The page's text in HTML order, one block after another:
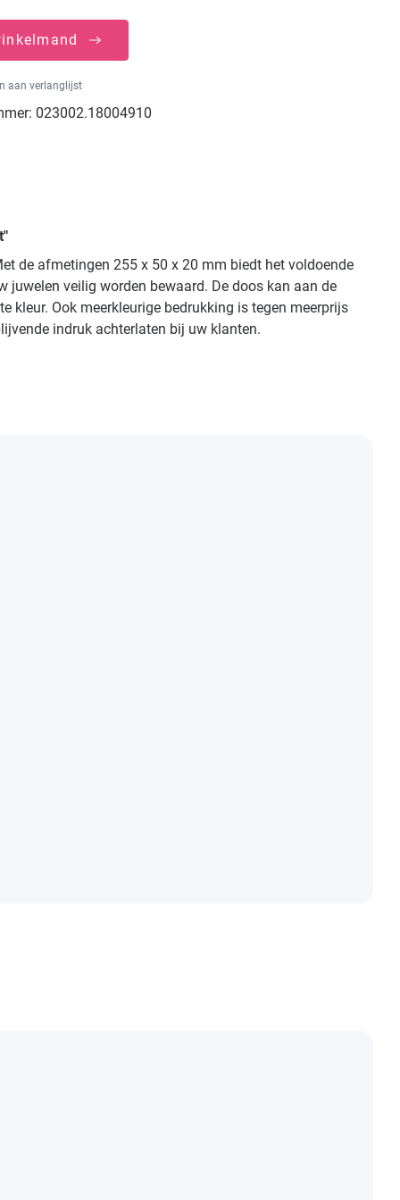
aan verlanglijst
023002.18004910
de afmetingen 255 x 50 x 20 mm biedt het voldoende
veilig worden bewaard. De doos kan aan de
kleur. Ook meerkleurige bedrukking is tegen meerprijs
indruk achterlaten bij uw klanten.